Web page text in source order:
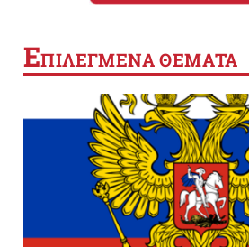
ΕΠΙΛΕΓΜΕΝΑ ΘΕΜΑΤΑ